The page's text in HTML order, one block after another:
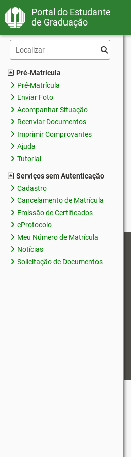
Portal do Estudante
de Graduação
Pré-Matrícula
Pré-Matrícula
Enviar Foto
Acompanhar Situação
Reenviar Documentos
Imprimir Comprovantes
Ajuda
Tutorial
Serviços sem Autenticação
Cadastro
Cancelamento de Matrícula
Emissão de Certificados
eProtocolo
Meu Número de Matrícula
Notícias
Solicitação de Documentos